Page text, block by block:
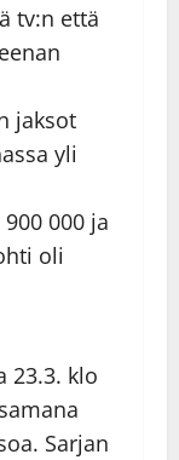
tv:n että
jaksot
yli
000 ja
oli
23.3. klo
Sarjan